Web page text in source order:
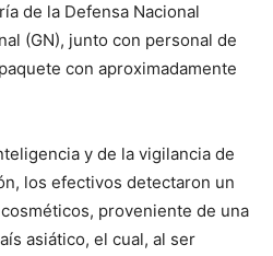
de la Defensa Nacional
(GN), junto con personal de
con aproximadamente
y de la vigilancia de
los efectivos detectaron un
proveniente de una
asiático, el cual, al ser